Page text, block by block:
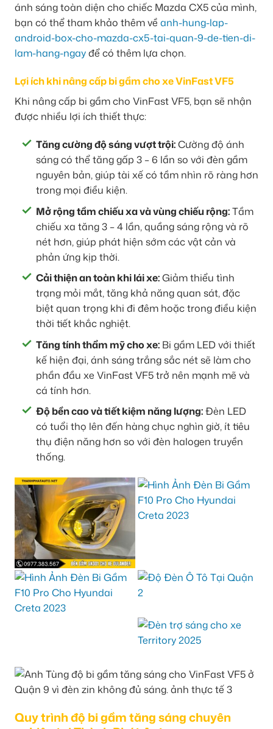
ánh sáng toàn diện cho chiếc Mazda CX5 của mình,
bạn có thể tham khảo thêm về anh-hung-lap-
android-box-cho-mazda-cx5-tai-quan-9-de-tien-di-
lam-hang-ngayđể có thêm lựa chọn.
Lợi ích khi nâng cấp bi gầm cho xe VinFast VF5
Khi nâng cấp bi gầm cho VinFast VF5, bạn sẽ nhận
được nhiều lợi ích thiết thực:
Tăng cường độ sáng vượt trội:Cường độ ánh
sáng có thể tăng gấp 3 – 6 lần so với đèn gầm
nguyên bản, giúp tài xế có tầm nhìn rõ ràng hơn
trong mọi điều kiện.
Mở rộng tầm chiếu xa và vùng chiếu rộng:Tầm
chiếu xa tăng 3 – 4 lần, quầng sáng rộng và rõ
nét hơn, giúp phát hiện sớm các vật cản và
phản ứng kịp thời.
Cải thiện an toàn khi lái xe:Giảm thiểu tình
trạng mỏi mắt, tăng khả năng quan sát, đặc
biệt quan trọng khi đi đêm hoặc trong điều kiện
thời tiết khắc nghiệt.
Tăng tính thẩm mỹ cho xe: Bi gầm LED với thiết
kế hiện đại, ánh sáng trắng sắc nét sẽ làm cho
phần đầu xe VinFast VF5 trở nên mạnh mẽ và
cá tính hơn.
Độ bền cao và tiết kiệm năng lượng:Đèn LED
có tuổi thọ lên đến hàng chục nghìn giờ, ít tiêu
thụ điện năng hơn so với đèn halogen truyền
thống.
Quy trình độ bi gầm tăng sáng chuyên